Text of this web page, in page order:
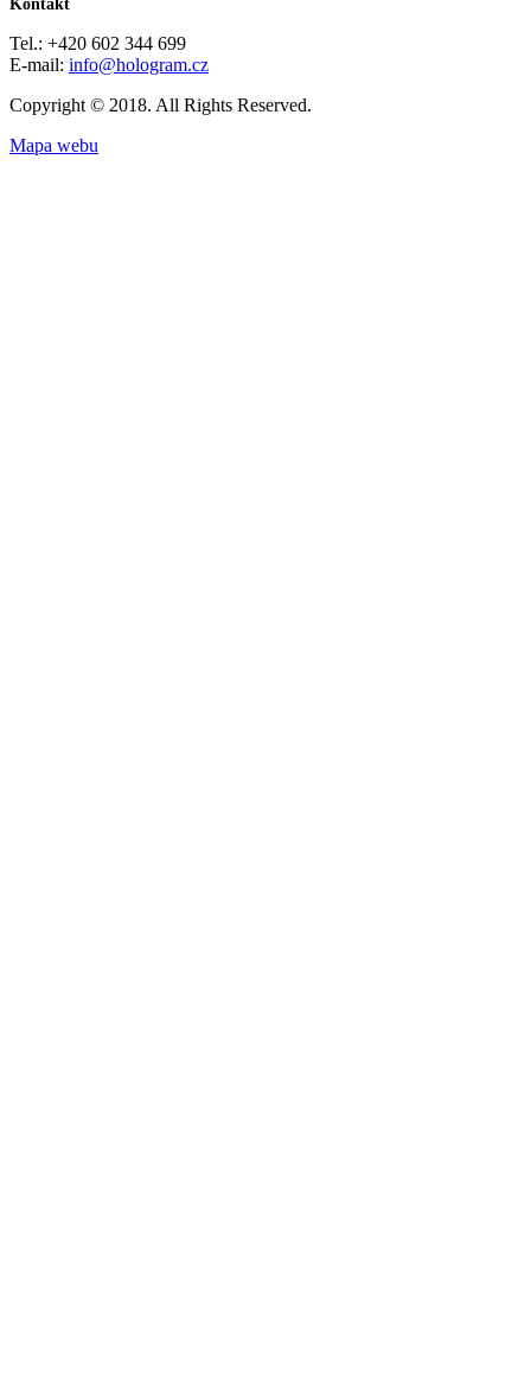
Kontakt
Tel.: +420 602 344 699
E-mail: info@hologram.cz
Copyright © 2018. All Rights Reserved.
Mapa webu